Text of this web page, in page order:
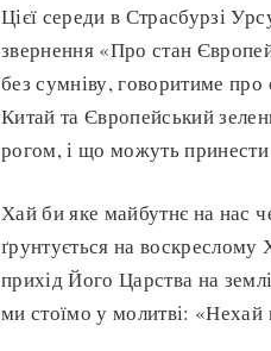
Цієї середи в Страсбурзі
звернення «Про стан
без сумніву, говоритиме про
Китай та Європейський
рогом, і що можуть
Хай би яке майбутнє на нас
ґрунтується на
прихід Його Царства на
ми стоїмо у молитві: